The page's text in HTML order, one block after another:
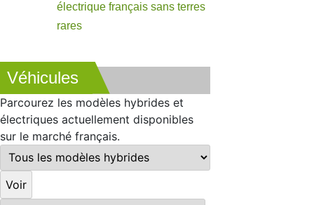
électrique français sans terres
rares
Véhicules
Parcourez les modèles hybrides et
électriques actuellement disponibles
sur le marché français.